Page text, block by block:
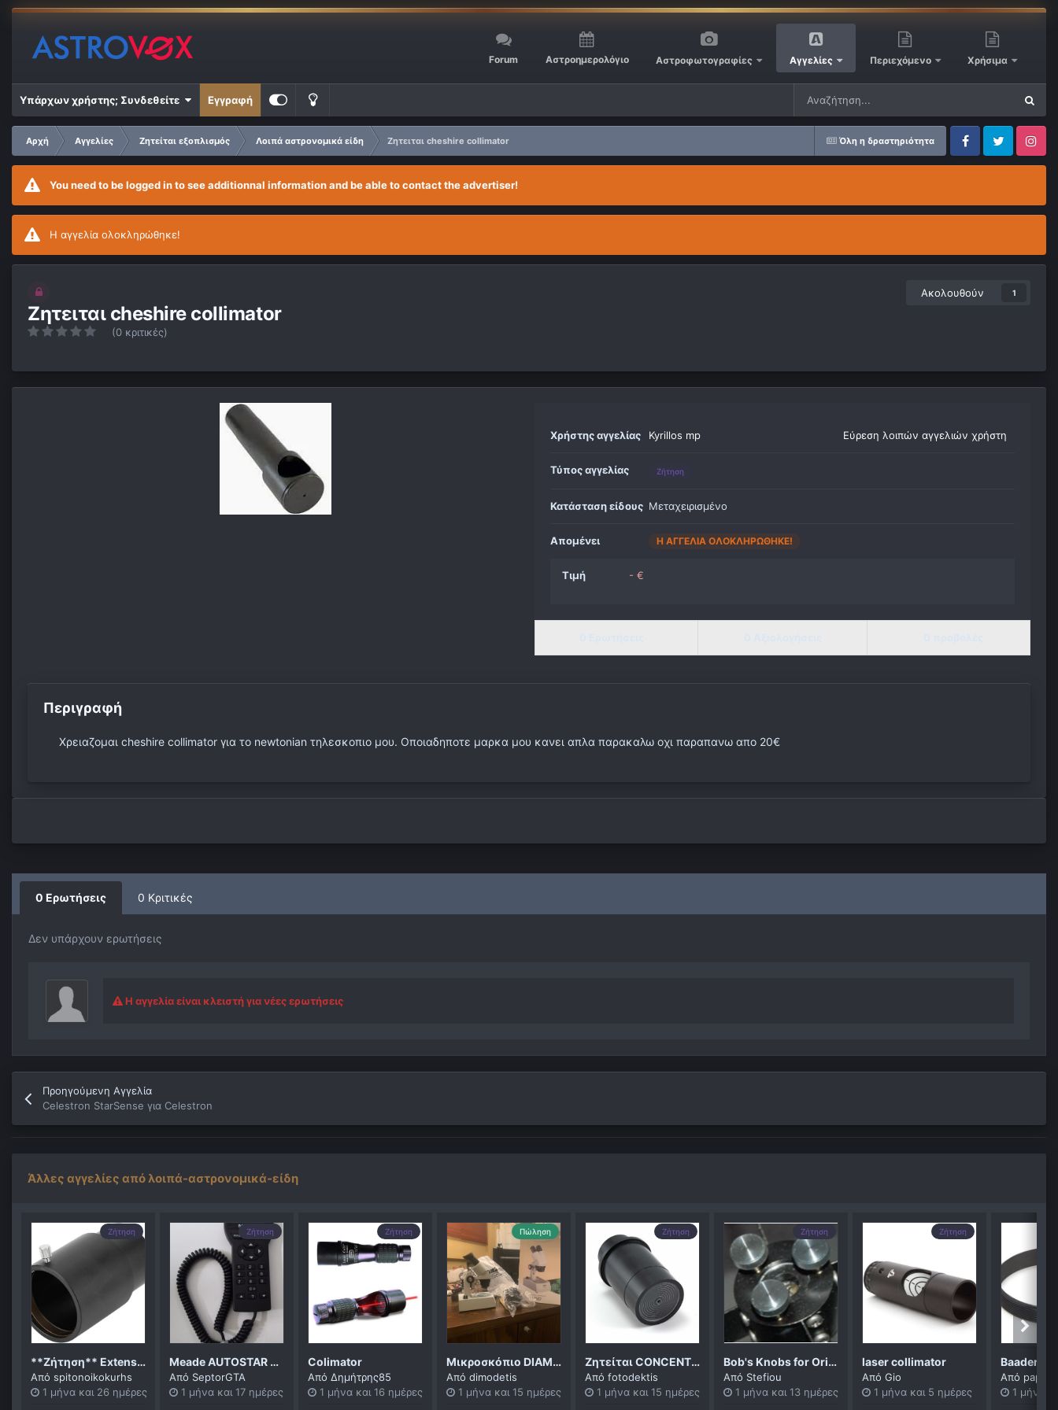
Forum Αστροημερολόγιο Αστροφωτογραφίες Αγγελίες Περιεχόμενο Χρήσιμα
Υπάρχων χρήστης; Συνδεθείτε Εγγραφή
Όλη η δραστηριότητα
Αρχή Αγγελίες Ζητείται εξοπλισμός Λοιπά αστρονομικά είδη
Ζητειται cheshire collimator
FacebookTwitter Instagram
You need to be logged in to see additionnal information and be able to contact the advertiser!
Η αγγελία ολοκληρώθηκε!
Ακολουθούν 1
Ζητειται cheshire collimator
(0 κριτικές)
Χρήστης αγγελίας Kyrillos mp Εύρεση λοιπών αγγελιών χρήστη
Τύπος αγγελίας Ζήτηση
Κατάσταση είδους Μεταχειρισμένο
Απομένει Η ΑΓΓΕΛΊΑ ΟΛΟΚΛΗΡΏΘΗΚΕ!
Τιμή - €
Περιγραφή
Χρειαζομαι cheshire collimator για το newtonian τηλεσκοπιο μου. Οποιαδηποτε μαρκα μου κανει απλα παρακαλω οχι παραπανω απο 20€
0 Ερωτήσεις 0 Κριτικές
Δεν υπάρχουν ερωτήσεις
Η αγγελία είναι κλειστή για νέες ερωτήσεις
Προηγούμενη Αγγελία
Celestron StarSense για Celestron
Άλλες αγγελίες από λοιπά-αστρονομικά-είδη
Ζήτηση
**Ζήτηση** Extension tube 2"
Από spitonoikokurhs
1 μήνα και 26 ημέρες
Ζήτηση
Meade AUTOSTAR HANDBOX
Από SeptorGTA
1 μήνα και 17 ημέρες
Ζήτηση
Colimator
Από Δημήτρης85
1 μήνα και 16 ημέρες
Πώληση
Μικροσκόπιο DIAMOND 20x-40x
Από dimodetis
1 μήνα και 15 ημέρες
Ζήτηση
Ζητείται CONCENTER 2"
Από fotodektis
1 μήνα και 15 ημέρες
Ζήτηση
Bob's Knobs for Orion Secondary Set Screws on XT, SkyView & Others CNsec30
Από Stefiou
1 μήνα και 13 ημέρες
Ζήτηση
laser collimator
Από Gio
1 μήνα και 5 ημέρες
Από
1 μήνα